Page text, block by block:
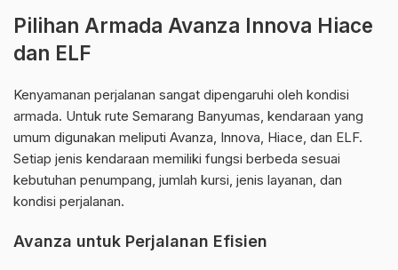
Pilihan Armada Avanza Innova Hiace
dan ELF
Kenyamanan perjalanan sangat dipengaruhi oleh kondisi
armada. Untuk rute Semarang Banyumas, kendaraan yang
umum digunakan meliputi Avanza, Innova, Hiace, dan ELF.
Setiap jenis kendaraan memiliki fungsi berbeda sesuai
kebutuhan penumpang, jumlah kursi, jenis layanan, dan
kondisi perjalanan.
Avanza untuk Perjalanan Efisien